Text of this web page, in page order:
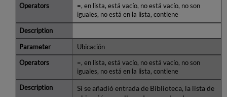
=, en lista, está vacío, no está vacío, no son
iguales, no está en la lista, contiene
Ubicación
=, en lista, está vacío, no está vacío, no son
iguales, no está en la lista, contiene
Si se añadió entrada de Biblioteca, la lista de